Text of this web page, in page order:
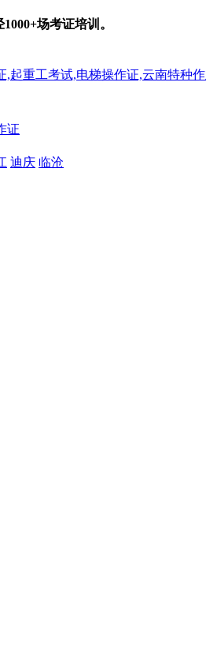
1000+场考证培训。
证
迪庆 临沧